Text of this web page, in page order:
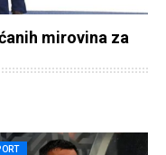
mirovina za